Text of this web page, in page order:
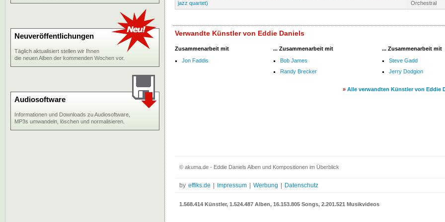
jazz quartet)
Orchestral
Verwandte Künstler von Eddie Daniels
Zusammenarbeit mit
Jon Faddis
... Zusammenarbeit mit
Bob James
Randy Brecker
... Zusammenarbeit mit
Steve Gadd
Jerry Dodgion
» Alle verwandten Künstler von Eddie
Neuveröffentlichungen
Täglich aktualisiert stellen wir Ihnen
die neuen Alben der kommenden Wochen vor.
Audiosoftware
Informationen und Downloads zu Audiosoftware,
MP3s umwandeln, löschen und normalisieren.
© akuma.de - Eddie Daniels Alben und Kompositionen im Überblick
by effiks.de Impressum Werbung Datenschutz
1.568.414 Künstler, 1.524.487 Alben, 16.153.805 Songs, 2.201.521 Musikvideos